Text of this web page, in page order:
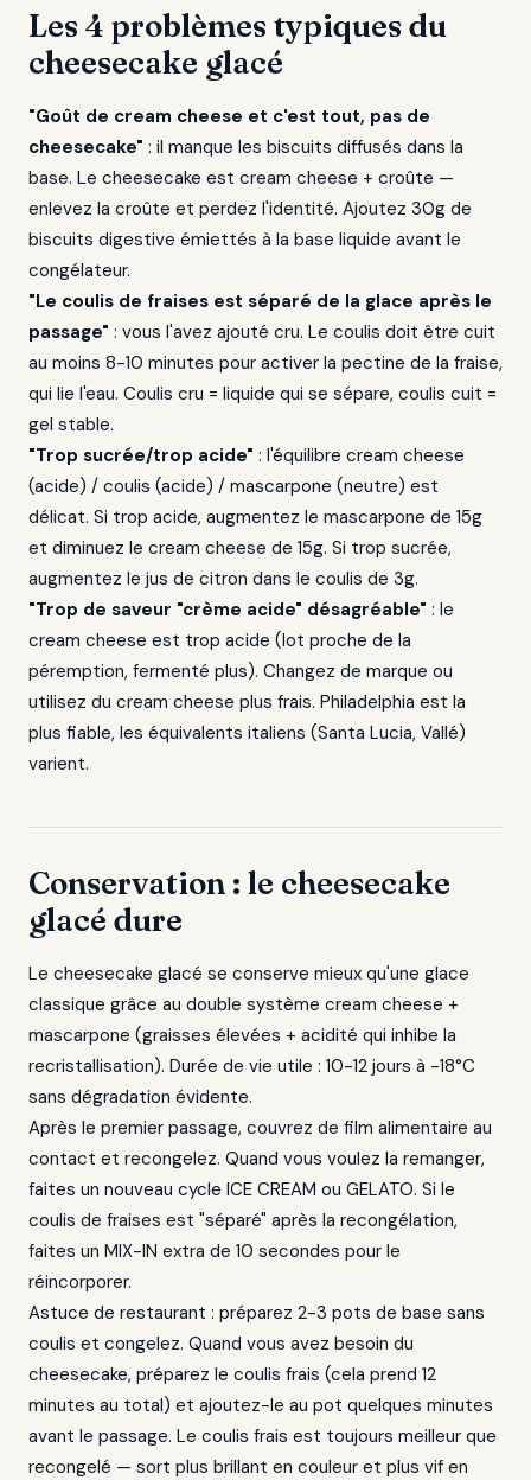
Les 4 problèmes typiques du
cheesecake glacé
"Goût de cream cheese et c'est tout, pas de
cheesecake" : il manque les biscuits diffusés dans la
base. Le cheesecake est cream cheese + croûte —
enlevez la croûte et perdez l'identité. Ajoutez 30g de
biscuits digestive émiettés à la base liquide avant le
congélateur.
"Le coulis de fraises est séparé de la glace après le
passage" : vous l'avez ajouté cru. Le coulis doit être cuit
au moins 8-10 minutes pour activer la pectine de la fraise,
qui lie l'eau. Coulis cru = liquide qui se sépare, coulis cuit =
gel stable.
"Trop sucrée/trop acide" : l'équilibre cream cheese
(acide) / coulis (acide) / mascarpone (neutre) est
délicat. Si trop acide, augmentez le mascarpone de 15g
et diminuez le cream cheese de 15g. Si trop sucrée,
augmentez le jus de citron dans le coulis de 3g.
"Trop de saveur "crème acide" désagréable" : le
cream cheese est trop acide (lot proche de la
péremption, fermenté plus). Changez de marque ou
utilisez du cream cheese plus frais. Philadelphia est la
plus fiable, les équivalents italiens (Santa Lucia, Vallé)
varient.
Conservation : le cheesecake
glacé dure
Le cheesecake glacé se conserve mieux qu'une glace
classique grâce au double système cream cheese +
mascarpone (graisses élevées + acidité qui inhibe la
recristallisation). Durée de vie utile : 10-12 jours à -18°C
sans dégradation évidente.
Après le premier passage, couvrez de film alimentaire au
contact et recongelez. Quand vous voulez la remanger,
faites un nouveau cycle ICE CREAM ou GELATO. Si le
coulis de fraises est "séparé" après la recongélation,
faites un MIX-IN extra de 10 secondes pour le
réincorporer.
Astuce de restaurant : préparez 2-3 pots de base sans
coulis et congelez. Quand vous avez besoin du
cheesecake, préparez le coulis frais (cela prend 12
minutes au total) et ajoutez-le au pot quelques minutes
avant le passage. Le coulis frais est toujours meilleur que
recongelé — sort plus brillant en couleur et plus vif en